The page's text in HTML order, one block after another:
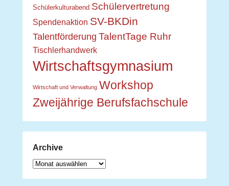
Schülerkulturabend Schülervertretung
Spendenaktion SV-BKDin
Talentförderung TalentTage Ruhr
Tischlerhandwerk
Wirtschaftsgymnasium
Wirtschaft und Verwaltung Workshop
Zweijährige Berufsfachschule
Archive
Archive